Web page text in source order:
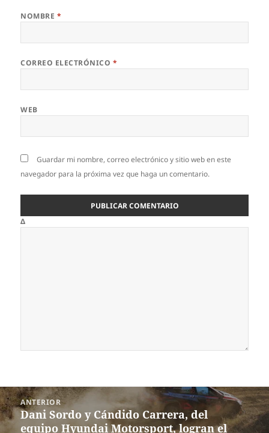
NOMBRE *
CORREO ELECTRÓNICO *
WEB
Guardar mi nombre, correo electrónico y sitio web en este
navegador para la próxima vez que haga un comentario.
Δ
Navegación
de
entradas
ANTERIOR
Entrada
anterior:
Dani Sordo y Cándido Carrera, del
equipo Hyundai Motorsport, logran el